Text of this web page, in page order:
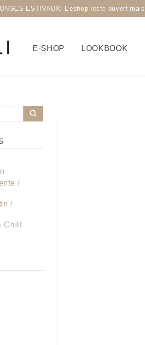
ESTIVAUX: L'eshop reste ouvert
E-SHOP LOOKBOOK
/
/
Chill